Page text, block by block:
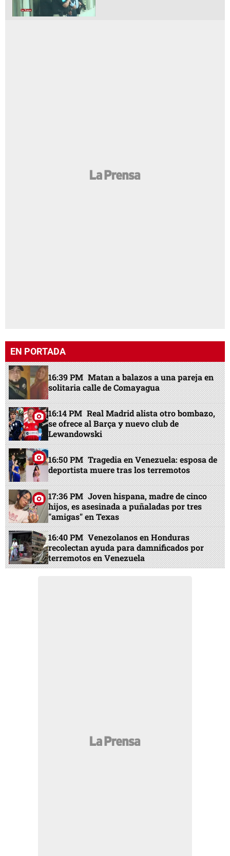
EN PORTADA
16:39 PM Matan a balazos a una pareja en
solitaria calle de Comayagua
16:14 PM Real Madrid alista otro bombazo,
se ofrece al Barça y nuevo club de
Lewandowski
16:50 PM Tragedia en Venezuela: esposa de
deportista muere tras los terremotos
17:36 PM Joven hispana, madre de cinco
hijos, es asesinada a puñaladas por tres
"amigas" en Texas
16:40 PM Venezolanos en Honduras
recolectan ayuda para damnificados por
terremotos en Venezuela